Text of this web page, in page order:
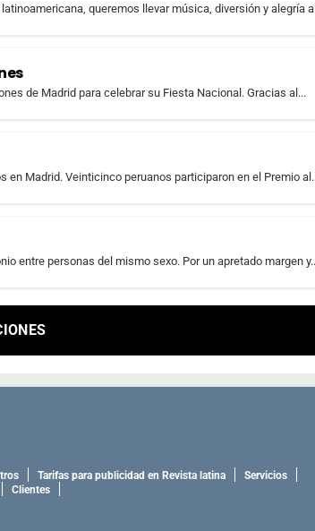
queremos llevar música, diversión y alegría
de Madrid para celebrar su Fiesta Nacional. Gracias al...
Madrid. Veinticinco peruanos participaron en el Premio
entre personas del mismo sexo. Por un apretado margen
Tarifas para publicidad en Revista latina
Servicios
Clientes